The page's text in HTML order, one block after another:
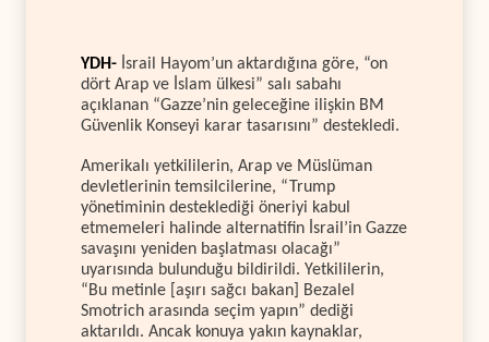
YDH- İsrail Hayom’un aktardığına göre, “on
dört Arap ve İslam ülkesi” salı sabahı
açıklanan “Gazze’nin geleceğine ilişkin BM
Güvenlik Konseyi karar tasarısını” destekledi.
Amerikalı yetkililerin, Arap ve Müslüman
devletlerinin temsilcilerine, “Trump
yönetiminin desteklediği öneriyi kabul
etmemeleri halinde alternatifin İsrail’in Gazze
savaşını yeniden başlatması olacağı”
uyarısında bulunduğu bildirildi. Yetkililerin,
“Bu metinle [aşırı sağcı bakan] Bezalel
Smotrich arasında seçim yapın” dediği
aktarıldı. Ancak konuya yakın kaynaklar,